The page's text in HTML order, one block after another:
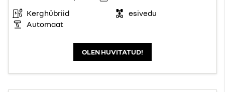
Kerghübriid
esivedu
Automaat
OLEN HUVITATUD!